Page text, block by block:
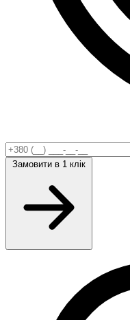
Замовити в 1 клік